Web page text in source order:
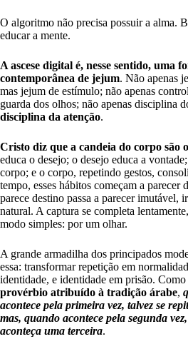
O algoritmo não precisa possuir a alma.
educar a mente.
A ascese digital é, nesse sentido, uma
contemporânea de jejum. Não apenas
mas jejum de estímulo; não apenas
guarda dos olhos; não apenas disciplina
disciplina da atenção.
Cristo diz que a candeia do corpo são
educa o desejo; o desejo educa a
corpo; e o corpo, repetindo gestos,
tempo, esses hábitos começam a parecer
parece destino passa a parecer imutável,
natural. A captura se completa
modo simples: por um olhar.
A grande armadilha dos principados
essa: transformar repetição em
identidade, e identidade em prisão.
provérbio atribuído à tradição árabe,
acontece pela primeira vez, talvez se
mas, quando acontece pela segunda
aconteça uma terceira.